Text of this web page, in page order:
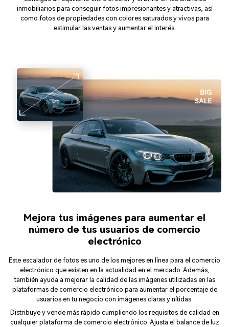
inmobiliarios para conseguir fotos impresionantes y atractivas, así
como fotos de propiedades con colores saturados y vivos para
estimular las ventas y aumentar el interés.
Mejora tus imágenes para aumentar el
número de tus usuarios de comercio
electrónico
Este escalador de fotos es uno de los mejores en línea para el comercio
electrónico que existen en la actualidad en el mercado. Además,
también ayuda a mejorar la calidad de las imágenes utilizadas en las
plataformas de comercio electrónico para aumentar el porcentaje de
usuarios en tu negocio con imágenes claras y nítidas.
Distribuye y vende más rápido cumpliendo los requisitos de calidad en
cualquier plataforma de comercio electrónico. Ajusta el balance de luz